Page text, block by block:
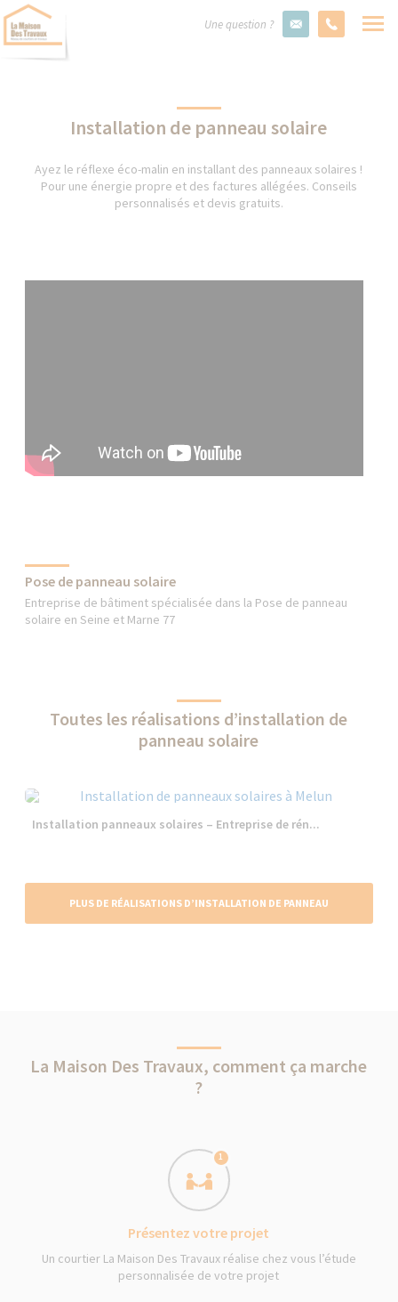
Une question ?
Installation de panneau solaire
Ayez le réflexe éco-malin en installant des panneaux solaires !
Pour une énergie propre et des factures allégées. Conseils
personnalisés et devis gratuits.
Pose de panneau solaire
Entreprise de bâtiment spécialisée dans la Pose de panneau
solaire en Seine et Marne 77
Toutes les réalisations d’installation de
panneau solaire
Installation panneaux solaires – Entreprise de rén...
PLUS DE RÉALISATIONS D’INSTALLATION DE PANNEAU
La Maison Des Travaux, comment ça marche
?
1
Présentez votre projet
Un courtier La Maison Des Travaux réalise chez vous l’étude
personnalisée de votre projet